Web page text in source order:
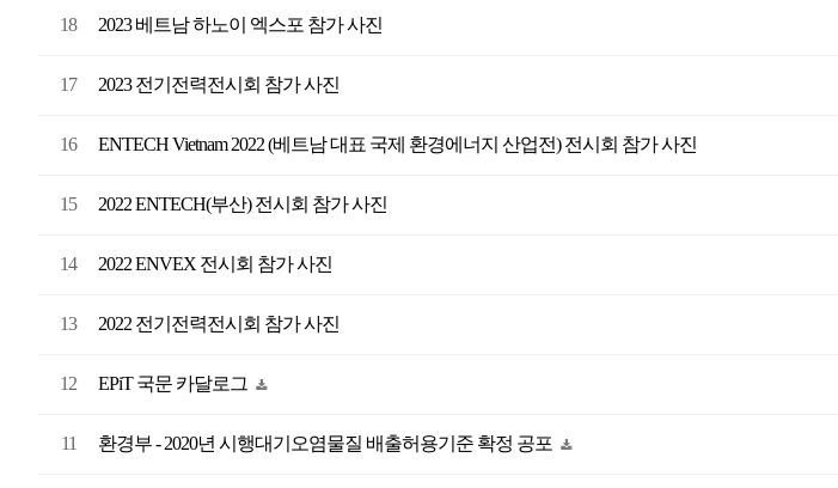
18 2023 베트남 하노이 엑스포 참가 사진
17 2023 전기전력전시회 참가 사진
16 ENTECH Vietnam 2022 (베트남 대표 국제 환경에너지 산업전) 전시회 참가 사진
15 2022 ENTECH(부산) 전시회 참가 사진
14 2022 ENVEX 전시회 참가 사진
13 2022 전기전력전시회 참가 사진
12 EPiT 국문 카달로그
11 환경부 - 2020년 시행대기오염물질 배출허용기준 확정 공포